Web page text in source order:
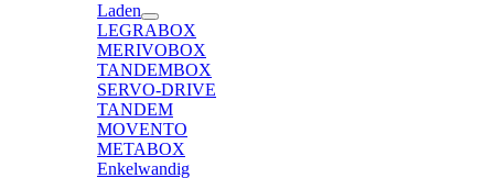
Laden
LEGRABOX
MERIVOBOX
TANDEMBOX
SERVO-DRIVE
TANDEM
MOVENTO
METABOX
Enkelwandig